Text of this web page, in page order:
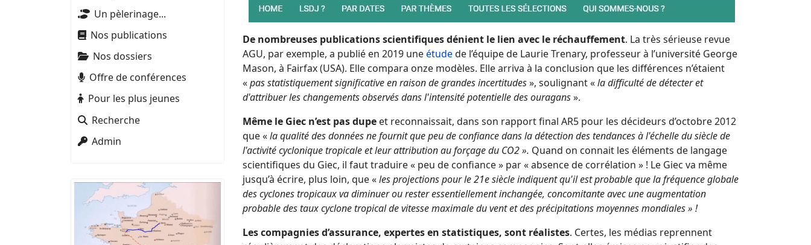
Un pèlerinage...
Nos publications
Nos dossiers
Offre de conférences
Pour les plus jeunes
Recherche
Admin
De nombreuses publications scientifiquesdénient le lien avec le réchauffement. La très sérieuse revue
AGU, par exemple, a publié en 2019 uneétudede l’équipe de Laurie Trenary, professeur à l’université George
Mason, à Fairfax (USA). Elle compara onze modèles. Elle arriva à la conclusion que les différences n’étaient
«pas statistiquement significative en raison de grandes incertitudes», soulignant «la difficulté de détecter et
d'attribuer les changements observés dans l'intensité potentielle des ouragans».
Même le Giec n’est pas dupe et reconnaissait, dans son rapport final AR5 pour les décideurs d’octobre 2012
que «la qualité des données ne fournit que peu de confiance dans la détection des tendances à l'échelle du siècle de
l'activité cyclonique tropicale et leur attribution au forçage du CO2 ». Quand on connait les éléments de langage
scientifiques du Giec, il faut traduire « peu de confiance » par « absence de corrélation » ! Le Giec va même
jusqu’à écrire, plus loin, que «les projections pour le 21e siècle indiquent qu'il est probable que la fréquence globale
des cyclones tropicaux va diminuer ou rester essentiellement inchangée, concomitante avec une augmentation
probable des taux cyclone tropical de vitesse maximale du vent et des précipitations moyennes mondiales » !
Les compagnies d’assurance, expertes en statistiques, sont réalistes. Certes, les médias reprennent